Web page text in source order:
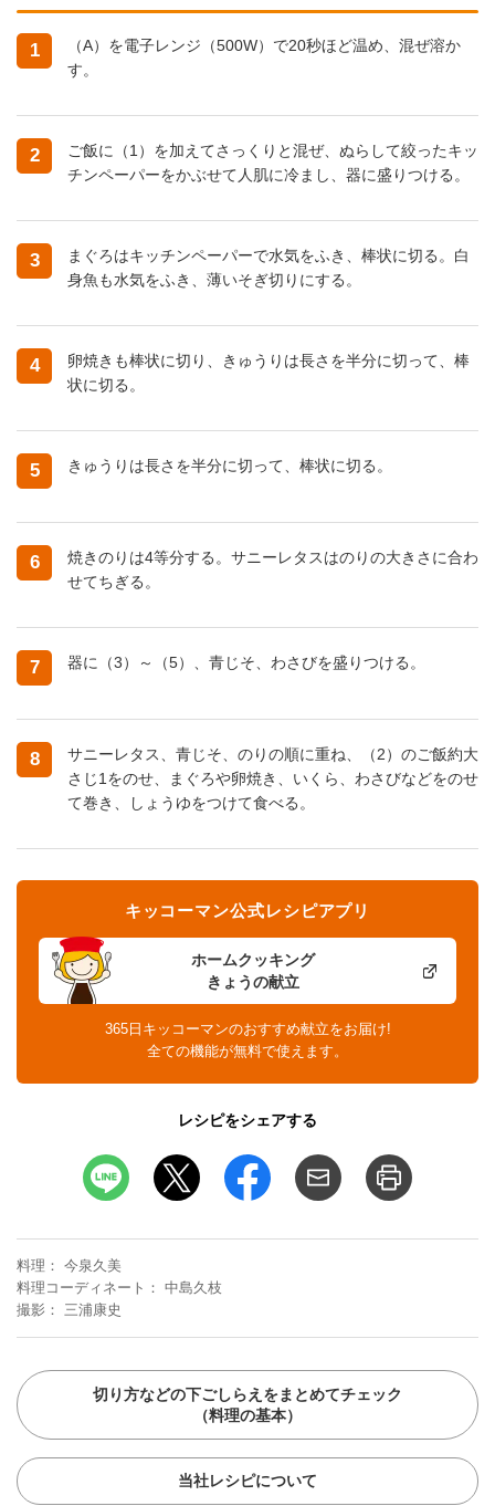
1
（A）を電子レンジ（500W）で20秒ほど温め、混ぜ溶か
す。
2
ご飯に（1）を加えてさっくりと混ぜ、ぬらして絞ったキッ
チンペーパーをかぶせて人肌に冷まし、器に盛りつける。
3
まぐろはキッチンペーパーで水気をふき、棒状に切る。白
身魚も水気をふき、薄いそぎ切りにする。
4
卵焼きも棒状に切り、きゅうりは長さを半分に切って、棒
状に切る。
5 きゅうりは長さを半分に切って、棒状に切る。
6
焼きのりは4等分する。サニーレタスはのりの大きさに合わ
せてちぎる。
7 器に（3）～（5）、青じそ、わさびを盛りつける。
8
サニーレタス、青じそ、のりの順に重ね、（2）のご飯約大
さじ1をのせ、まぐろや卵焼き、いくら、わさびなどをのせ
て巻き、しょうゆをつけて食べる。
ホームクッキング
きょうの献立
キッコーマン公式レシピアプリ
365日キッコーマンのおすすめ献立をお届け!
全ての機能が無料で使えます。
レシピをシェアする
料理
今泉久美
料理コーディネート
中島久枝
撮影
三浦康史
切り方などの下ごしらえをまとめてチェック
（料理の基本）
当社レシピについて